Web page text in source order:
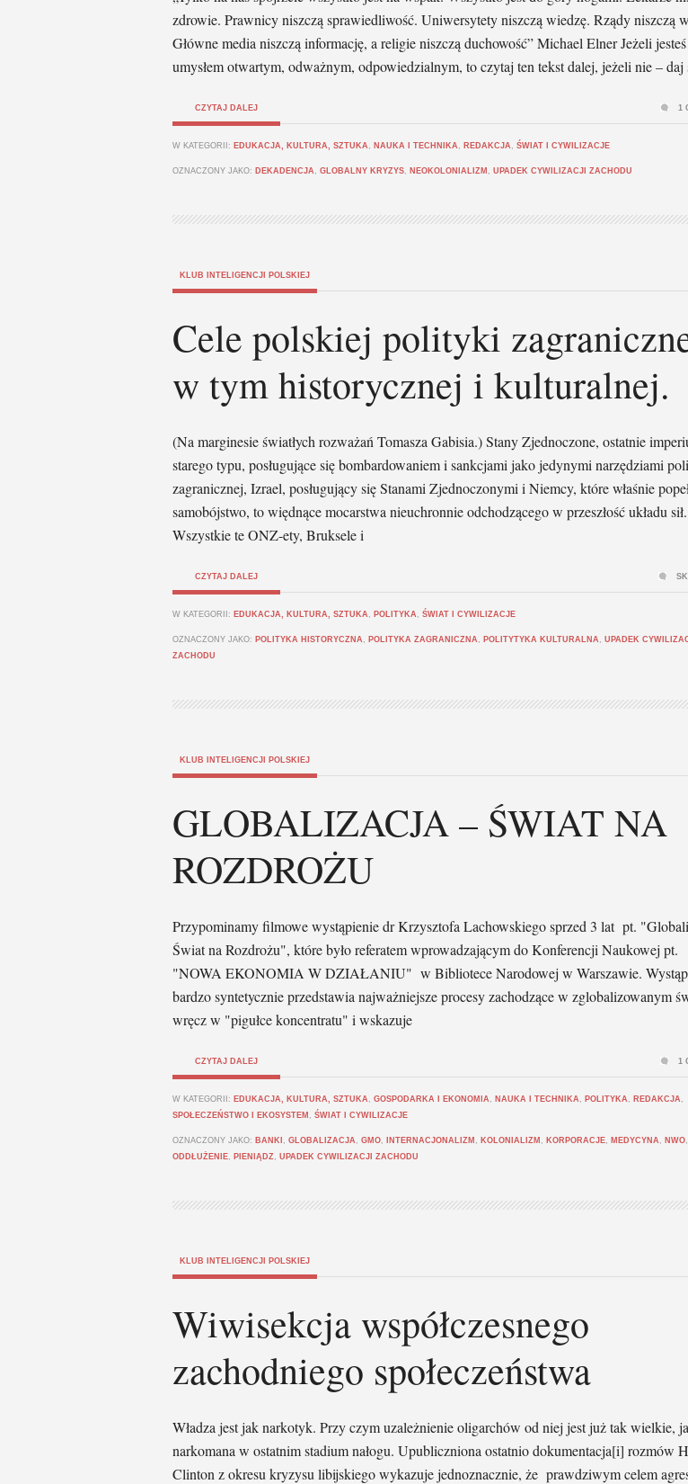
zdrowie. Prawnicy niszczą sprawiedliwość. Uniwersytety niszczą wiedzę. Rządy niszczą
Główne media niszczą informację, a religie niszczą duchowość” Michael Elner Jeżeli jesteś
umysłem otwartym, odważnym, odpowiedzialnym, to czytaj ten tekst dalej, jeżeli nie – daj
CZYTAJ DALEJ
W KATEGORII: EDUKACJA, KULTURA, SZTUKA , NAUKA I TECHNIKA , REDAKCJA , ŚWIAT I CYWILIZACJE
OZNACZONY JAKO: DEKADENCJA , GLOBALNY KRYZYS, NEOKOLONIALIZM , UPADEK CYWILIZACJI ZACHODU
1
KLUB INTELIGENCJI POLSKIEJ
Cele polskiej polityki
w tym historycznej i kulturalnej.
(Na marginesie światłych rozważań Tomasza Gabisia.) Stany Zjednoczone, ostatnie
starego typu, posługujące się bombardowaniem i sankcjami jako jedynymi narzędziami
zagranicznej, Izrael, posługujący się Stanami Zjednoczonymi i Niemcy, które właśnie
samobójstwo, to więdnące mocarstwa nieuchronnie odchodzącego w przeszłość układu sił.
Wszystkie te ONZ-ety, Bruksele i
CZYTAJ DALEJ
W KATEGORII: EDUKACJA, KULTURA, SZTUKA , POLITYKA , ŚWIAT I CYWILIZACJE
OZNACZONY JAKO: POLITYKA HISTORYCZNA , POLITYKA ZAGRANICZNA , POLITYTYKA KULTURALNA , UPADEK
ZACHODU
KLUB INTELIGENCJI POLSKIEJ
GLOBALIZACJA – ŚWIAT NA
ROZDROŻU
Przypominamy filmowe wystąpienie dr Krzysztofa Lachowskiego sprzed 3 lat pt.
Świat na Rozdrożu", które było referatem wprowadzającym do Konferencji Naukowej pt.
"NOWA EKONOMIA W DZIAŁANIU" w Bibliotece Narodowej w Warszawie.
bardzo syntetycznie przedstawia najważniejsze procesy zachodzące w zglobalizowanym
wręcz w "pigułce koncentratu" i wskazuje
CZYTAJ DALEJ
W KATEGORII: EDUKACJA, KULTURA, SZTUKA , GOSPODARKA I EKONOMIA , NAUKA I TECHNIKA , POLITYKA , REDAKCJA ,
SPOŁECZEŃSTWO I EKOSYSTEM , ŚWIAT I CYWILIZACJE
OZNACZONY JAKO: BANKI , GLOBALIZACJA , GMO, INTERNACJONALIZM , KOLONIALIZM , KORPORACJE, MEDYCYNA , NWO,
ODDŁUŻENIE, PIENIĄDZ, UPADEK CYWILIZACJI ZACHODU
1
KLUB INTELIGENCJI POLSKIEJ
Wiwisekcja współczesnego
zachodniego społeczeństwa
Władza jest jak narkotyk. Przy czym uzależnienie oligarchów od niej jest już tak wielkie,
narkomana w ostatnim stadium nałogu. Upubliczniona ostatnio dokumentacja[i] rozmów
Clinton z okresu kryzysu libijskiego wykazuje jednoznacznie, że prawdziwym celem